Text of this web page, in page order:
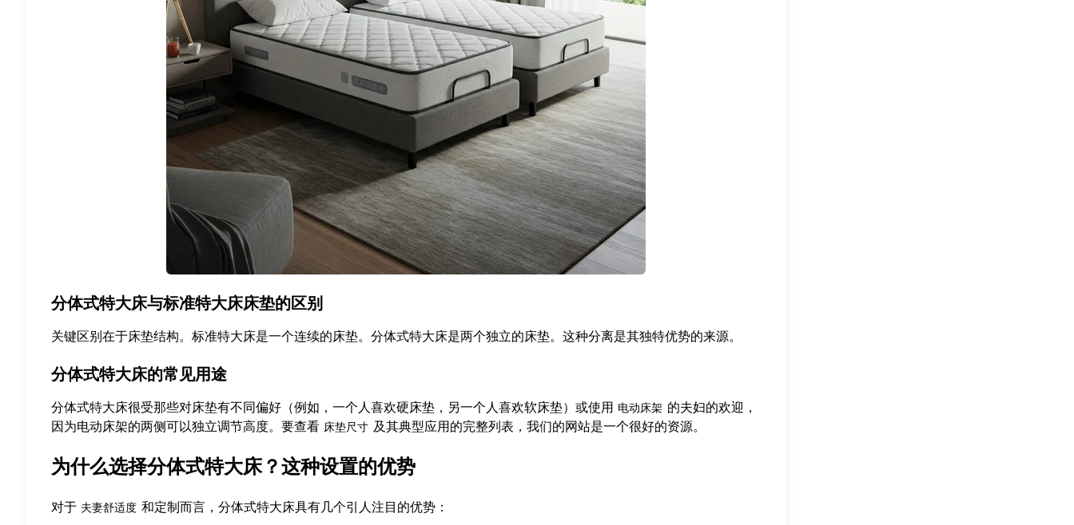
分体式特大床与标准特大床床垫的区别
关键区别在于床垫结构。标准特大床是一个连续的床垫。分体式特大床是两个独立的床垫。这种分离是其独特优势的来源。
分体式特大床的常见用途
分体式特大床很受那些对床垫有不同偏好（例如，一个人喜欢硬床垫，另一个人喜欢软床垫）或使用 电动床架 的夫妇的欢迎，
因为电动床架的两侧可以独立调节高度。要查看 床垫尺寸 及其典型应用的完整列表，我们的网站是一个很好的资源。
为什么选择分体式特大床？这种设置的优势
对于 夫妻舒适度 和定制而言，分体式特大床具有几个引人注目的优势：